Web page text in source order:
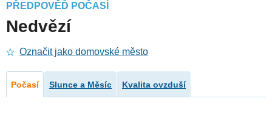
PŘEDPOVĚĎ POČASÍ
Nedvězí
Označit jako domovské město
Počasí Slunce a Měsíc Kvalita ovzduší